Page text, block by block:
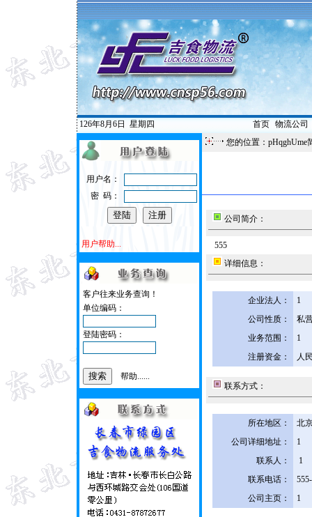
126年8月6日 星期四 首页| 物流公司
用户名：
密 码：
用户帮助...
客户往来业务查询！
单位编码：
登陆密码：
帮助......
您的位置：pHqghUme
公司简介：
555
详细信息：
企业法人：
1
公司性质：
私
业务范围：
1
注册资金：
人
联系方式：
所在地区：
北
公司详细地址：
1
联系人：
1
联系电话：
公司主页：
1